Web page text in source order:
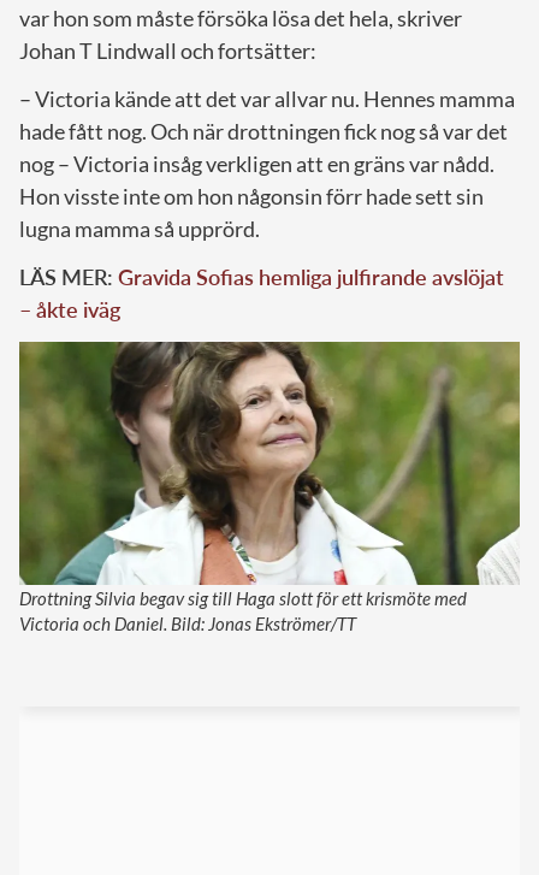
var hon som måste försöka lösa det hela, skriver
Johan T Lindwall och fortsätter:
– Victoria kände att det var allvar nu. Hennes mamma
hade fått nog. Och när drottningen fick nog så var det
nog – Victoria insåg verkligen att en gräns var nådd.
Hon visste inte om hon någonsin förr hade sett sin
lugna mamma så upprörd.
LÄS MER: Gravida Sofias hemliga julfirande avslöjat
– åkte iväg
Drottning Silvia begav sig till Haga slott för ett krismöte med
Victoria och Daniel. Bild: Jonas Ekströmer/TT